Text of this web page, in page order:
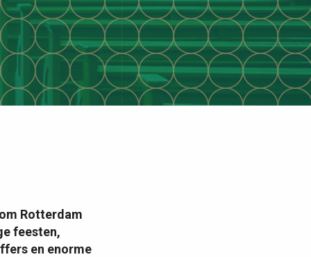
Rotterdam
feesten,
en enorme